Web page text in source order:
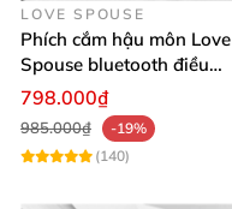
LOVE SPOUSE
Phích cắm hậu môn Love
Spouse bluetooth điều
khiển từ xa kích thích tiện
798.000₫
985.000₫
-19%
(140)